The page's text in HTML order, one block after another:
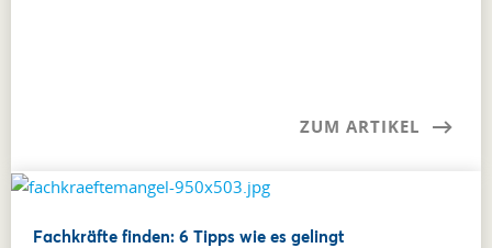
ZUM ARTIKEL
Fachkräfte finden: 6 Tipps wie es gelingt